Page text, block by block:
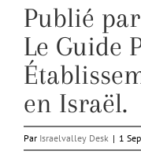
Publié
Le Guide
en Israël.
Par Israelvalley Desk | 1